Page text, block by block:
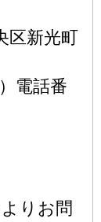
区新光町
電話番
りお問